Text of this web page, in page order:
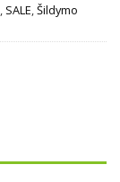
, SALE,Šildymo